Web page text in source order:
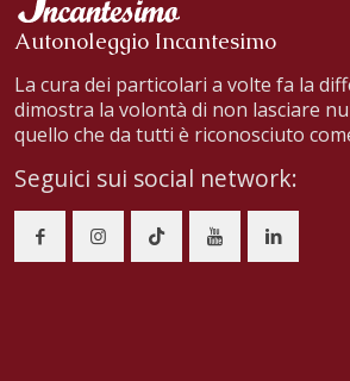
Autonoleggio Incantesimo
La cura dei particolari a volte fa la
dimostra la volontà di non lasciare
quello che da tutti è riconosciuto
Seguici sui social network: